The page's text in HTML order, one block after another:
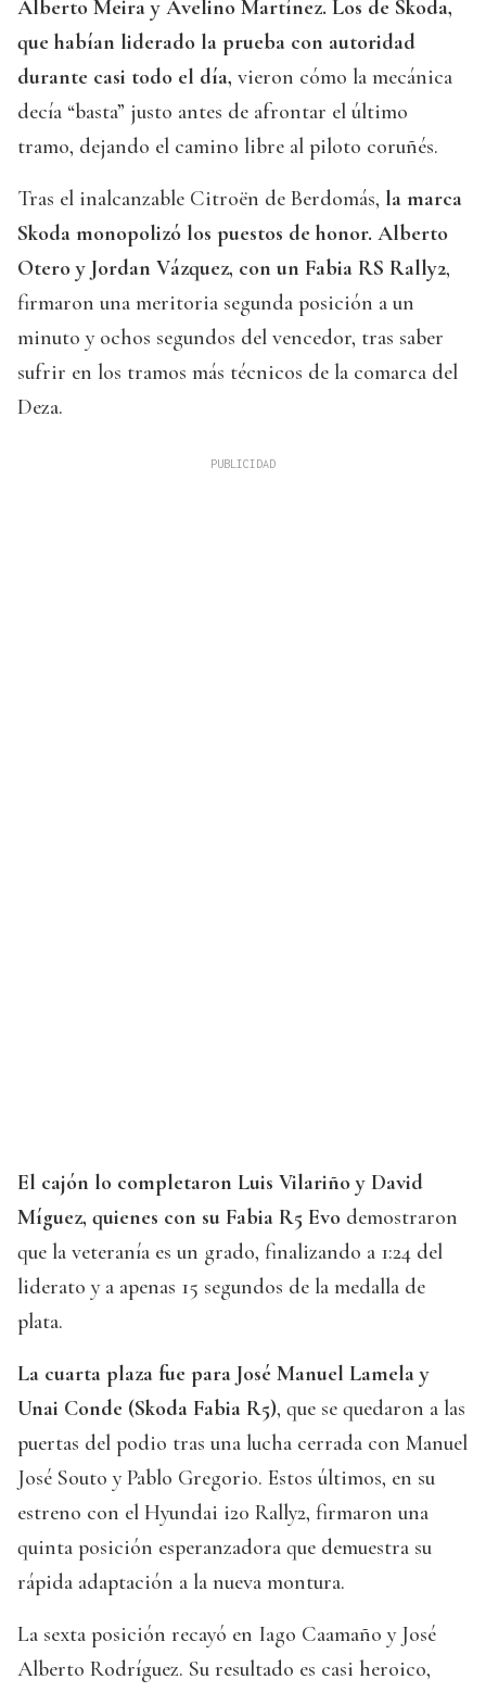
Alberto Meira y Avelino Martínez. Los de Skoda,
que habían liderado la prueba con autoridad
durante casi todo el día, vieron cómo la mecánica
decía “basta” justo antes de afrontar el último
tramo, dejando el camino libre al piloto coruñés.
Tras el inalcanzable Citroën de Berdomás, la marca
Skoda monopolizó los puestos de honor. Alberto
Otero y Jordan Vázquez, con un Fabia RS Rally2,
firmaron una meritoria segunda posición a un
minuto y ochos segundos del vencedor, tras saber
sufrir en los tramos más técnicos de la comarca del
Deza.
El cajón lo completaron Luis Vilariño y David
Míguez, quienes con su Fabia R5 Evo demostraron
que la veteranía es un grado, finalizando a 1:24 del
liderato y a apenas 15 segundos de la medalla de
plata.
La cuarta plaza fue para José Manuel Lamela y
Unai Conde (Skoda Fabia R5), que se quedaron a las
puertas del podio tras una lucha cerrada con Manuel
José Souto y Pablo Gregorio. Estos últimos, en su
estreno con el Hyundai i20 Rally2, firmaron una
quinta posición esperanzadora que demuestra su
rápida adaptación a la nueva montura.
La sexta posición recayó en Iago Caamaño y José
Alberto Rodríguez. Su resultado es casi heroico,